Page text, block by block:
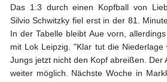
Das 1:3 durch einen Kopfball von
Silvio Schwitzky fiel erst in der 81.
In der Tabelle bleibt Aue vorn,
mit Lok Leipzig. "Klar tut die
Jungs jetzt nicht den Kopf abreißen. Der
weiter möglich. Nächste Woche in